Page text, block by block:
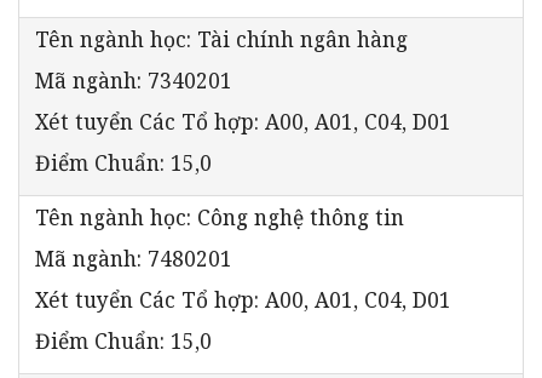
Tên ngành học: Tài chính ngân hàng
Mã ngành: 7340201
Xét tuyển Các Tổ hợp: A00, A01, C04, D01
Điểm Chuẩn: 15,0
Tên ngành học: Công nghệ thông tin
Mã ngành: 7480201
Xét tuyển Các Tổ hợp: A00, A01, C04, D01
Điểm Chuẩn: 15,0